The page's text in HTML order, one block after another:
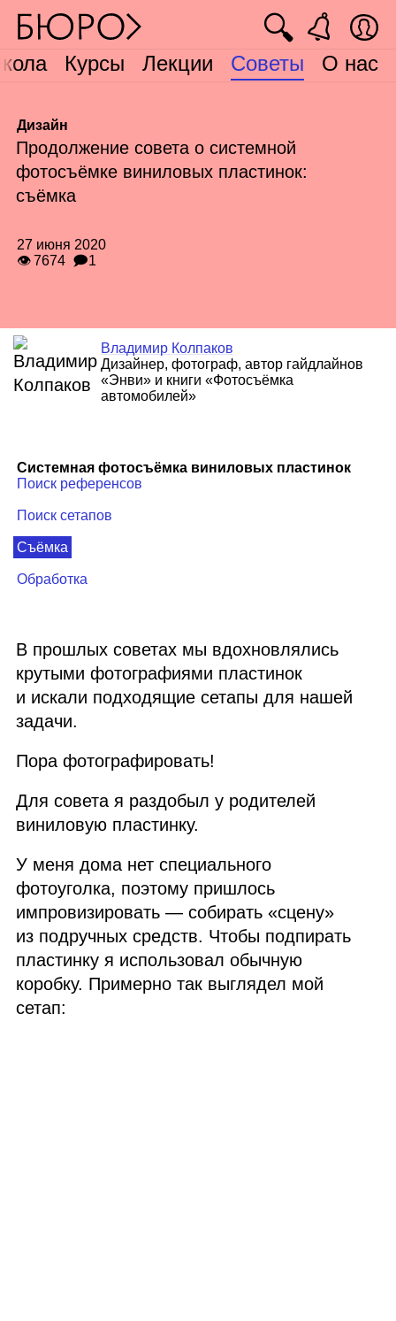
Курсы Лекции Советы О нас
🔍
Дизайн
Продолжение совета о системной
фотосъёмке виниловых пластинок:
съёмка
27 июня 2020
👁 7674 🗩1
Владимир Колпаков
Дизайнер, фотограф, автор гайдлайнов
«Энви» и книги «Фотосъёмка
автомобилей»
Системная фотосъёмка виниловых пластинок
Поиск референсов
Поиск сетапов
Съёмка
Обработка
В прошлых советах мы вдохновлялись
крутыми фотографиями пластинок
и искали подходящие сетапы для нашей
задачи.
Пора фотографировать!
Для совета я раздобыл у родителей
виниловую пластинку.
У меня дома нет специального
фотоуголка, поэтому пришлось
импровизировать — собирать «сцену»
из подручных средств. Чтобы подпирать
пластинку я использовал обычную
коробку. Примерно так выглядел мой
сетап: